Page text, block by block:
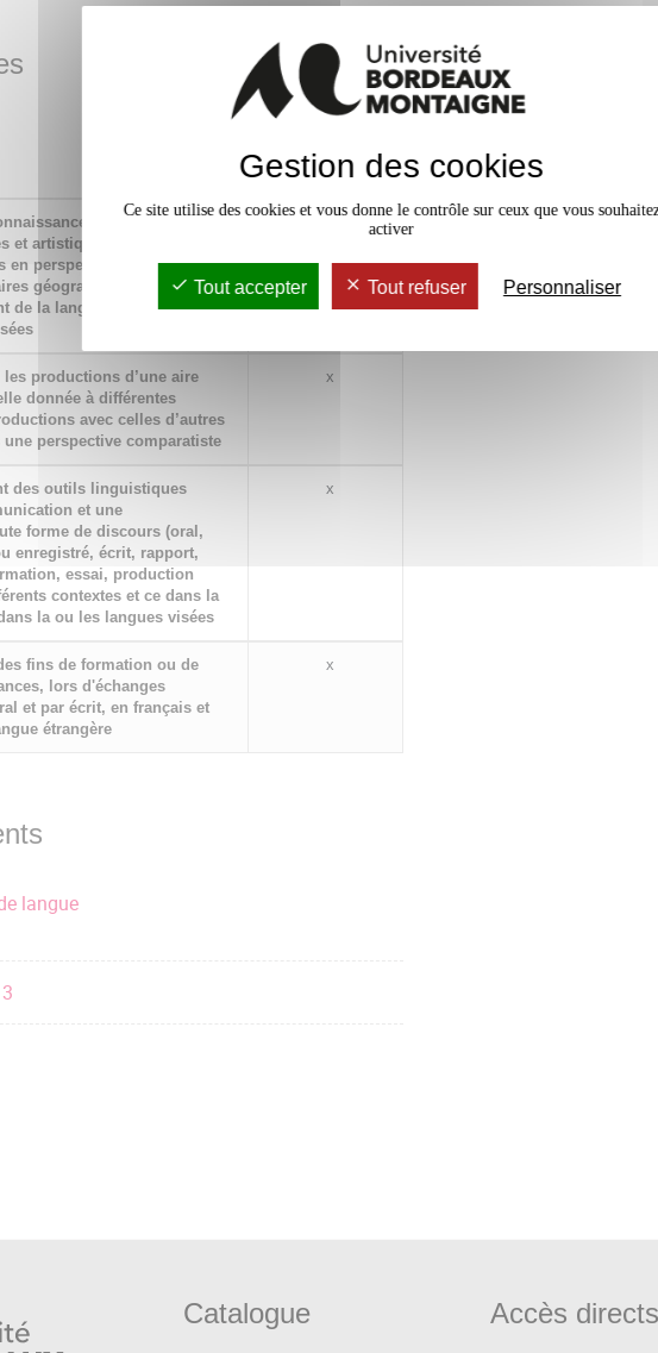
d'acquisition
historiques, des
et artistiques permettant de
en perspective et des
géographiques, politiques
de la langue maternelle et de
productions d’une aire
donnée à différentes
avec celles d’autres
perspective comparatiste
x
des outils linguistiques
et une
forme de discours (oral,
enregistré, écrit, rapport,
essai, production
contextes et ce dans la
la ou les langues visées
x
fins de formation ou de
lors d'échanges
et par écrit, en français et
étrangère
x
langue
Catalogue Accès
Gestion des cookies
Ce site utilise des cookies et vous donne le contrôle sur ceux que vous
activer
Tout accepter Tout refuser Personnaliser